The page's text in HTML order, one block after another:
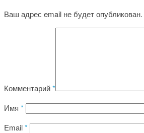
Ваш адрес email не будет опубликован.
Комментарий*
Имя *
Email*